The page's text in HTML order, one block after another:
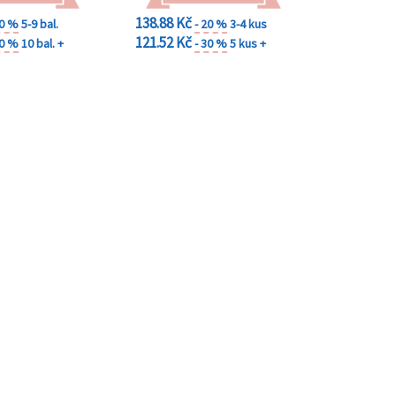
%5-9 bal.
%10 bal. +
138.88 Kč- 20 %3-4 kus
121.52 Kč- 30 %5 kus +